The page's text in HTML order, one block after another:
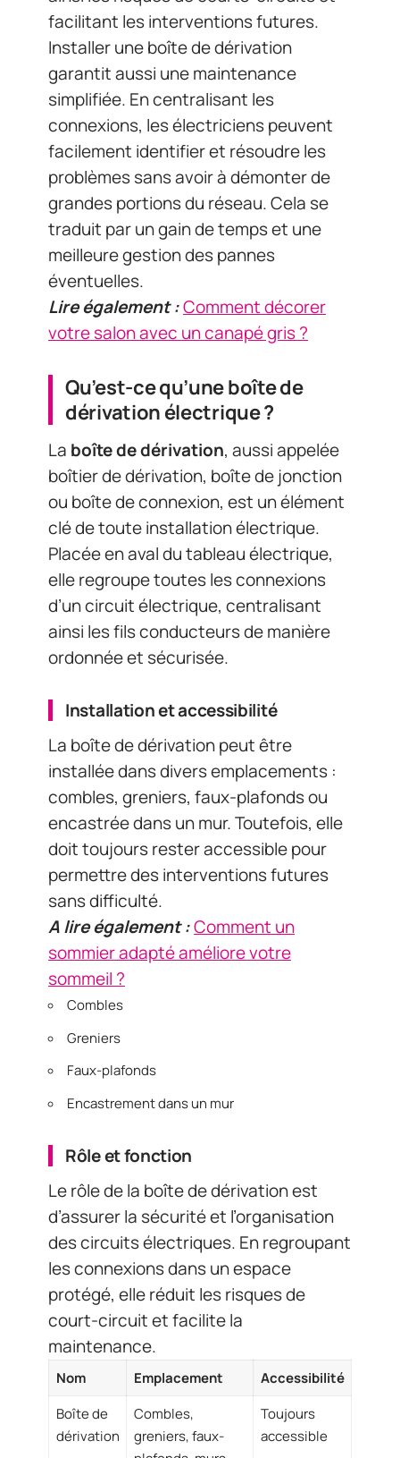
facilitant les interventions futures.
Installer une boîte de dérivation
garantit aussi une maintenance
simplifiée. En centralisant les
connexions, les électriciens peuvent
facilement identifier et résoudre les
problèmes sans avoir à démonter de
grandes portions du réseau. Cela se
traduit par un gain de temps et une
meilleure gestion des pannes
éventuelles.
Lire également :Comment décorer
votre salon avec un canapé gris ?
Qu’est-ce qu’une boîte de
dérivation électrique ?
La boîte de dérivation, aussi appelée
boîtier de dérivation, boîte de jonction
ou boîte de connexion, est un élément
clé de toute installation électrique.
Placée en aval du tableau électrique,
elle regroupe toutes les connexions
d’un circuit électrique, centralisant
ainsi les fils conducteurs de manière
ordonnée et sécurisée.
Installation et accessibilité
La boîte de dérivation peut être
installée dans divers emplacements :
combles, greniers, faux-plafonds ou
encastrée dans un mur. Toutefois, elle
doit toujours rester accessible pour
permettre des interventions futures
sans difficulté.
A lire également :Comment un
sommier adapté améliore votre
sommeil ?
Combles
Greniers
Faux-plafonds
Encastrement dans un mur
Rôle et fonction
Le rôle de la boîte de dérivation est
d’assurer la sécurité et l’organisation
des circuits électriques. En regroupant
les connexions dans un espace
protégé, elle réduit les risques de
court-circuit et facilite la
maintenance.
Nom Emplacement
Accessibilité
Boîte de
dérivation
Combles,
greniers, faux-
Toujours
accessible